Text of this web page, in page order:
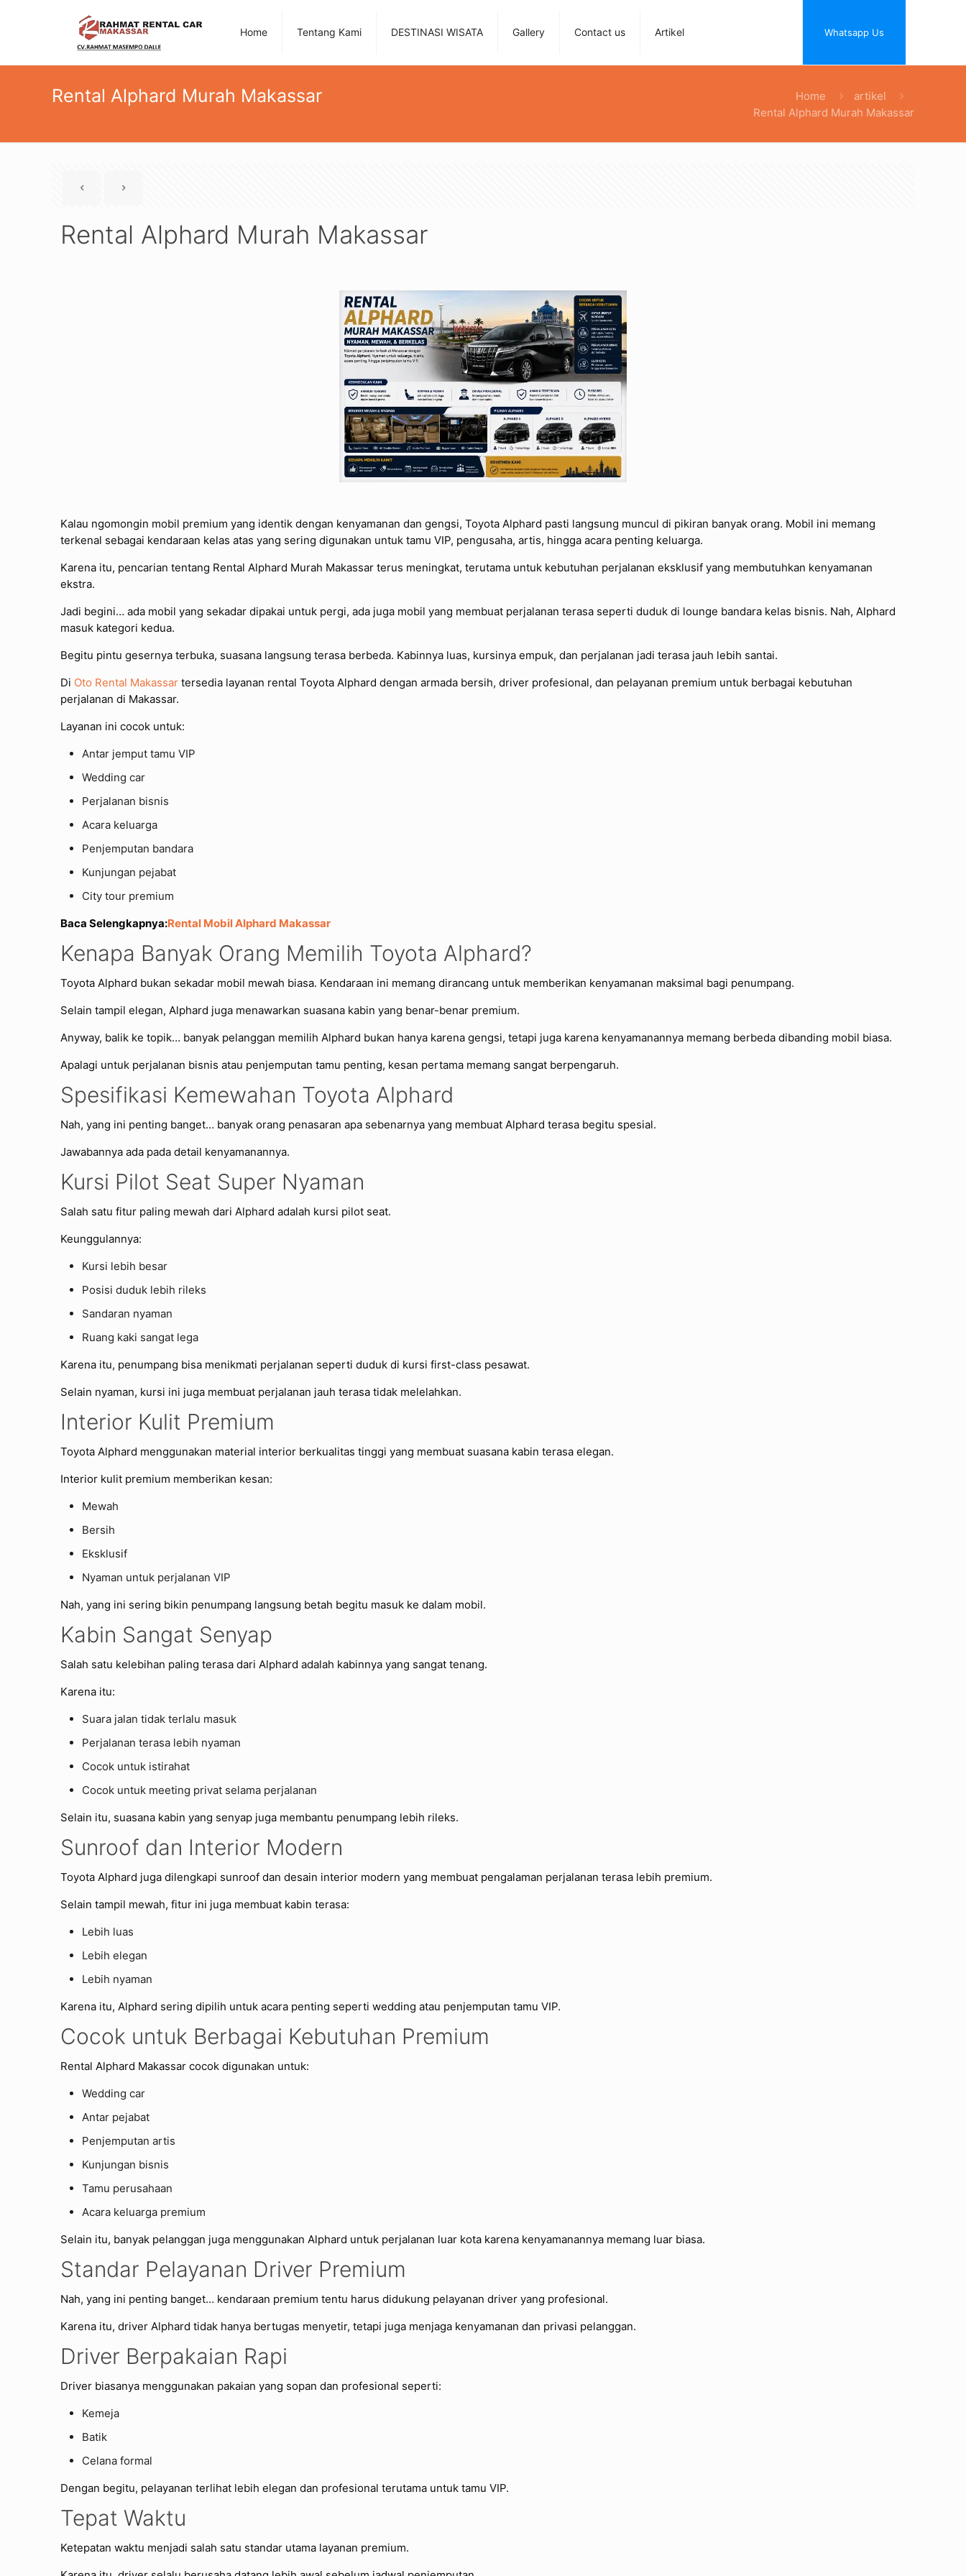
Home Tentang Kami DESTINASI WISATA Gallery Contact us Artikel Whatsapp Us
Rental Alphard Murah Makassar Home
artikel
Rental Alphard Murah Makassar
Rental Alphard Murah Makassar
Kalau ngomongin mobil premium yang identik dengan kenyamanan dan gengsi, Toyota Alphard pasti langsung muncul di pikiran banyak orang. Mobil ini memang
terkenal sebagai kendaraan kelas atas yang sering digunakan untuk tamu VIP, pengusaha, artis, hingga acara penting keluarga.
Karena itu, pencarian tentang Rental Alphard Murah Makassar terus meningkat, terutama untuk kebutuhan perjalanan eksklusif yang membutuhkan kenyamanan
ekstra.
Jadi begini… ada mobil yang sekadar dipakai untuk pergi, ada juga mobil yang membuat perjalanan terasa seperti duduk di lounge bandara kelas bisnis. Nah, Alphard
masuk kategori kedua.
Begitu pintu gesernya terbuka, suasana langsung terasa berbeda. Kabinnya luas, kursinya empuk, dan perjalanan jadi terasa jauh lebih santai.
Di Oto Rental Makassar tersedia layanan rental Toyota Alphard dengan armada bersih, driver profesional, dan pelayanan premium untuk berbagai kebutuhan
perjalanan di Makassar.
Layanan ini cocok untuk:
Antar jemput tamu VIP
Wedding car
Perjalanan bisnis
Acara keluarga
Penjemputan bandara
Kunjungan pejabat
City tour premium
Baca Selengkapnya:Rental Mobil Alphard Makassar
Kenapa Banyak Orang Memilih Toyota Alphard?
Toyota Alphard bukan sekadar mobil mewah biasa. Kendaraan ini memang dirancang untuk memberikan kenyamanan maksimal bagi penumpang.
Selain tampil elegan, Alphard juga menawarkan suasana kabin yang benar-benar premium.
Anyway, balik ke topik… banyak pelanggan memilih Alphard bukan hanya karena gengsi, tetapi juga karena kenyamanannya memang berbeda dibanding mobil biasa.
Apalagi untuk perjalanan bisnis atau penjemputan tamu penting, kesan pertama memang sangat berpengaruh.
Spesifikasi Kemewahan Toyota Alphard
Nah, yang ini penting banget… banyak orang penasaran apa sebenarnya yang membuat Alphard terasa begitu spesial.
Jawabannya ada pada detail kenyamanannya.
Kursi Pilot Seat Super Nyaman
Salah satu fitur paling mewah dari Alphard adalah kursi pilot seat.
Keunggulannya:
Kursi lebih besar
Posisi duduk lebih rileks
Sandaran nyaman
Ruang kaki sangat lega
Karena itu, penumpang bisa menikmati perjalanan seperti duduk di kursi first-class pesawat.
Selain nyaman, kursi ini juga membuat perjalanan jauh terasa tidak melelahkan.
Interior Kulit Premium
Toyota Alphard menggunakan material interior berkualitas tinggi yang membuat suasana kabin terasa elegan.
Interior kulit premium memberikan kesan:
Mewah
Bersih
Eksklusif
Nyaman untuk perjalanan VIP
Nah, yang ini sering bikin penumpang langsung betah begitu masuk ke dalam mobil.
Kabin Sangat Senyap
Salah satu kelebihan paling terasa dari Alphard adalah kabinnya yang sangat tenang.
Karena itu:
Suara jalan tidak terlalu masuk
Perjalanan terasa lebih nyaman
Cocok untuk istirahat
Cocok untuk meeting privat selama perjalanan
Selain itu, suasana kabin yang senyap juga membantu penumpang lebih rileks.
Sunroof dan Interior Modern
Toyota Alphard juga dilengkapi sunroof dan desain interior modern yang membuat pengalaman perjalanan terasa lebih premium.
Selain tampil mewah, fitur ini juga membuat kabin terasa:
Lebih luas
Lebih elegan
Lebih nyaman
Karena itu, Alphard sering dipilih untuk acara penting seperti wedding atau penjemputan tamu VIP.
Cocok untuk Berbagai Kebutuhan Premium
Rental Alphard Makassar cocok digunakan untuk:
Wedding car
Antar pejabat
Penjemputan artis
Kunjungan bisnis
Tamu perusahaan
Acara keluarga premium
Selain itu, banyak pelanggan juga menggunakan Alphard untuk perjalanan luar kota karena kenyamanannya memang luar biasa.
Standar Pelayanan Driver Premium
Nah, yang ini penting banget… kendaraan premium tentu harus didukung pelayanan driver yang profesional.
Karena itu, driver Alphard tidak hanya bertugas menyetir, tetapi juga menjaga kenyamanan dan privasi pelanggan.
Driver Berpakaian Rapi
Driver biasanya menggunakan pakaian yang sopan dan profesional seperti:
Kemeja
Batik
Celana formal
Dengan begitu, pelayanan terlihat lebih elegan dan profesional terutama untuk tamu VIP.
Tepat Waktu
Ketepatan waktu menjadi salah satu standar utama layanan premium.